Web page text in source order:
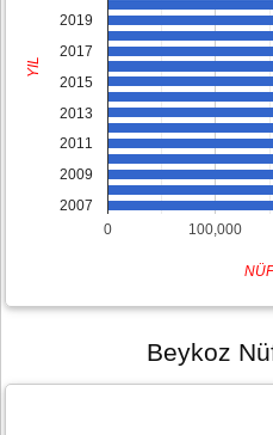
0 100,000
2019
2017
2015
2013
2011
2009
2007
YIL
Beykoz